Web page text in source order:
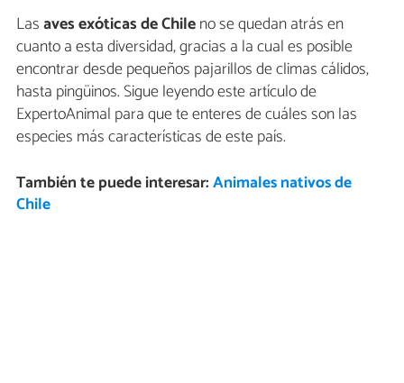
Lasaves exóticas de Chileno se quedan atrás en
cuanto a esta diversidad, gracias a la cual es posible
encontrar desde pequeños pajarillos de climas cálidos,
hasta pingüinos. Sigue leyendo este artículo de
ExpertoAnimal para que te enteres de cuáles son las
especies más características de este país.
También te puede interesar:Animales nativos de
Chile